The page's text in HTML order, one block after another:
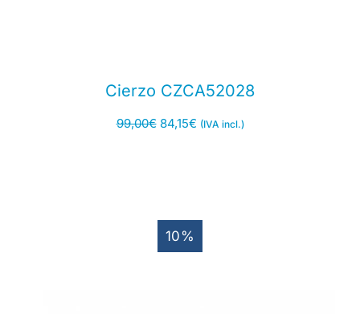
Cierzo CZCA52028
99,00€ 84,15€ (IVA incl.)
10%